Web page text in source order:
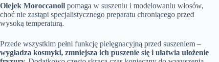
Olejek Moroccanoil pomaga w suszeniu i modelowaniu włosów,
choć nie zastąpi specjalistycznego preparatu chroniącego przed
wysoką temperaturą.
Przede wszystkim pełni funkcję pielęgnacyjną przed suszeniem –
wygładza kosmyki, zmniejsza ich puszenie się i ułatwia ułożenie